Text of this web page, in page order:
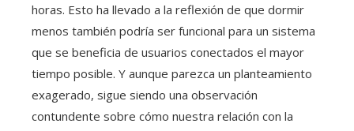
horas. Esto ha llevado a la reflexión de que dormir
menos también podría ser funcional para un sistema
que se beneficia de usuarios conectados el mayor
tiempo posible. Y aunque parezca un planteamiento
exagerado, sigue siendo una observación
contundente sobre cómo nuestra relación con la